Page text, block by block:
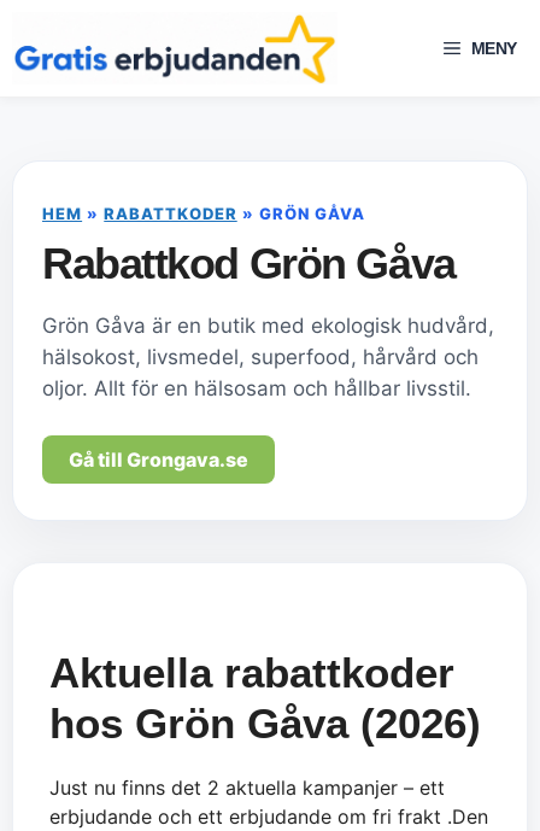
till
innehåll
MENY
HEM »RABATTKODER » GRÖN GÅVA
Rabattkod Grön Gåva
Grön Gåva är en butik med ekologisk hudvård,
hälsokost, livsmedel, superfood, hårvård och
oljor. Allt för en hälsosam och hållbar livsstil.
Gå till Grongava.se
Aktuella rabattkoder
hos Grön Gåva (2026)
Just nu finns det 2 aktuella kampanjer – ett
erbjudande och ett erbjudande om fri frakt .Den